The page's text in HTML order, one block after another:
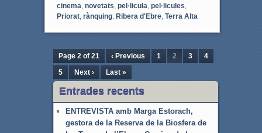
cinema novetats pel·licula pel·licules
Priorat, rànquing, Ribera d'Ebre, Terra Alta
Page 2 of 21 ‹ Previous 1 2 3
4
5
Next › Last »
Entrades recents
ENTREVISTA amb Marga Estorach,
gestora de la Reserva de la Biosfera de